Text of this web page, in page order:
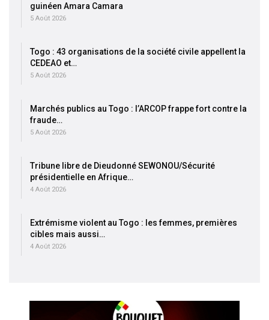
guinéen Amara Camara
5 Août 2026
Togo : 43 organisations de la société civile appellent la
CEDEAO et…
5 Août 2026
Marchés publics au Togo : l’ARCOP frappe fort contre la
fraude…
5 Août 2026
Tribune libre de Dieudonné SEWONOU/Sécurité
présidentielle en Afrique…
4 Août 2026
Extrémisme violent au Togo : les femmes, premières
cibles mais aussi…
4 Août 2026